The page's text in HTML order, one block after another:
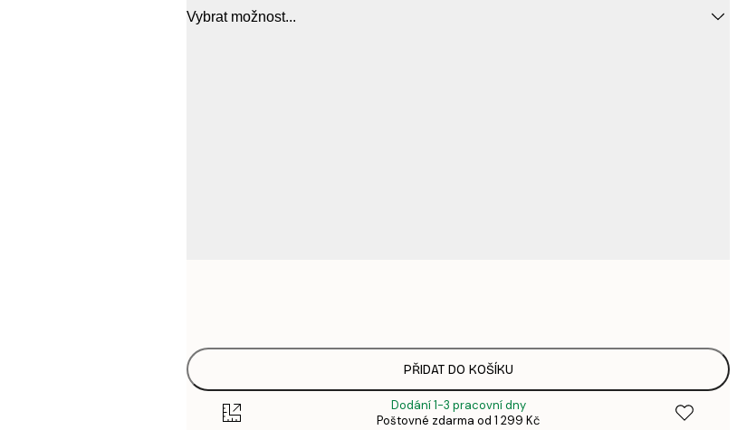
Vybrat možnost...
PŘIDAT DO KOŠÍKU
Dodání 1-3 pracovní dny
Poštovné zdarma od 1 299 Kč